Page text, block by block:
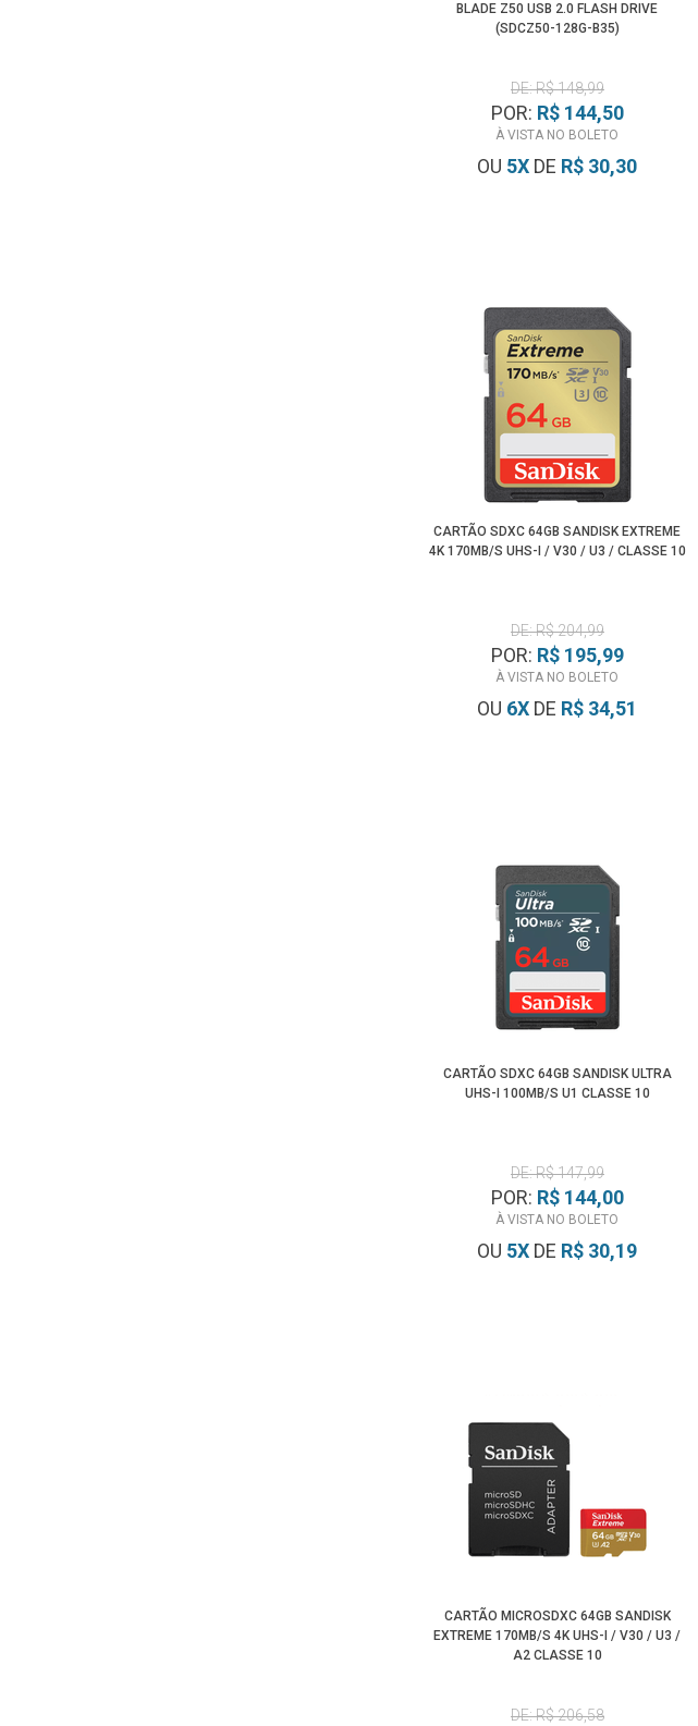
BLADE Z50 USB 2.0 FLASH DRIVE
(SDCZ50-128G-B35)
DE: R$ 148,99
POR: R$ 144,50
À VISTA NO BOLETO
OU 5X DE R$ 30,30
CARTÃO SDXC 64GB SANDISK EXTREME
4K 170MB/S UHS-I / V30 / U3 / CLASSE 10
DE: R$ 204,99
POR: R$ 195,99
À VISTA NO BOLETO
OU 6X DE R$ 34,51
CARTÃO SDXC 64GB SANDISK ULTRA
UHS-I 100MB/S U1 CLASSE 10
DE: R$ 147,99
POR: R$ 144,00
À VISTA NO BOLETO
OU 5X DE R$ 30,19
CARTÃO MICROSDXC 64GB SANDISK
EXTREME 170MB/S 4K UHS-I / V30 / U3 /
A2 CLASSE 10
DE: R$ 206,58